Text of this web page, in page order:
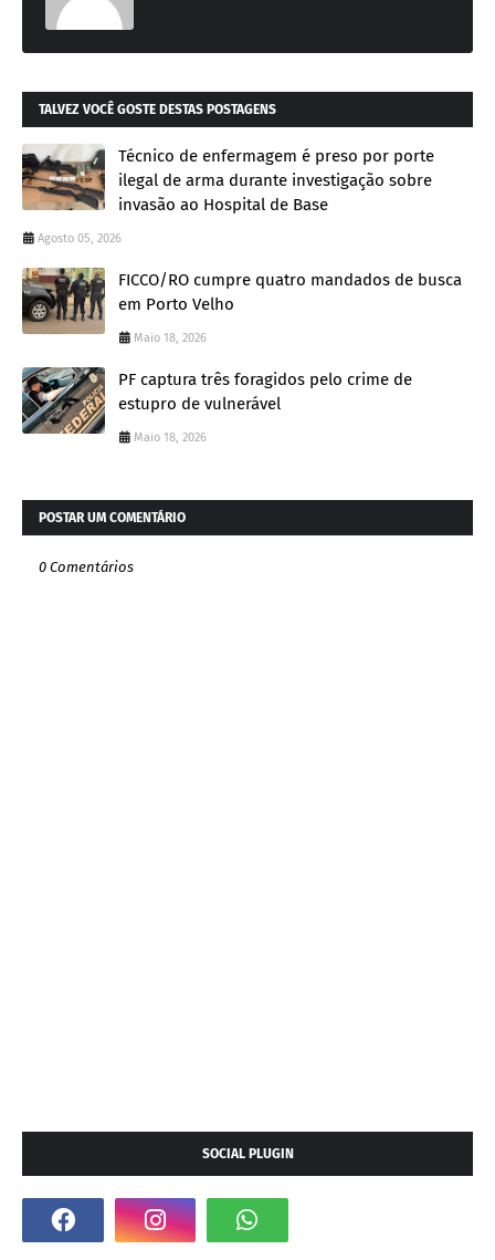
TALVEZ VOCÊ GOSTE DESTAS POSTAGENS
Técnico de enfermagem é preso por porte
ilegal de arma durante investigação sobre
invasão ao Hospital de Base
Agosto 05, 2026
FICCO/RO cumpre quatro mandados de busca
em Porto Velho
Maio 18, 2026
PF captura três foragidos pelo crime de
estupro de vulnerável
Maio 18, 2026
POSTAR UM COMENTÁRIO
0 Comentários
SOCIAL PLUGIN